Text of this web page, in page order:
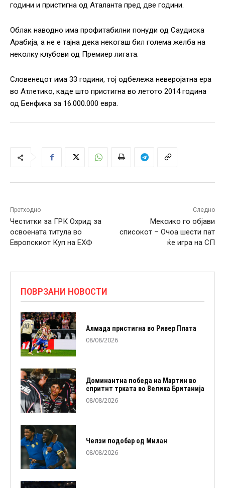
години и пристигна од Аталанта пред две години.
Облак наводно има профитабилни понуди од Саудиска
Арабија, а не е тајна дека некогаш бил голема желба на
неколку клубови од Премиер лигата.
Словенецот има 33 години, тој одбележа неверојатна ера
во Атлетико, каде што пристигна во летото 2014 година
од Бенфика за 16.000.000 евра.
Претходно
Честитки за ГРК Охрид за
освоената титула во
Европскиот Куп на ЕХФ
Следно
Мексико го објави
списокот – Очоа шести пат
ќе игра на СП
ПОВРЗАНИ НОВОСТИ
Алмада пристигна во Ривер Плата
08/08/2026
Доминантна победа на Мартин во
спритнт трката во Велика Британија
08/08/2026
Челзи подобaр од Милан
08/08/2026